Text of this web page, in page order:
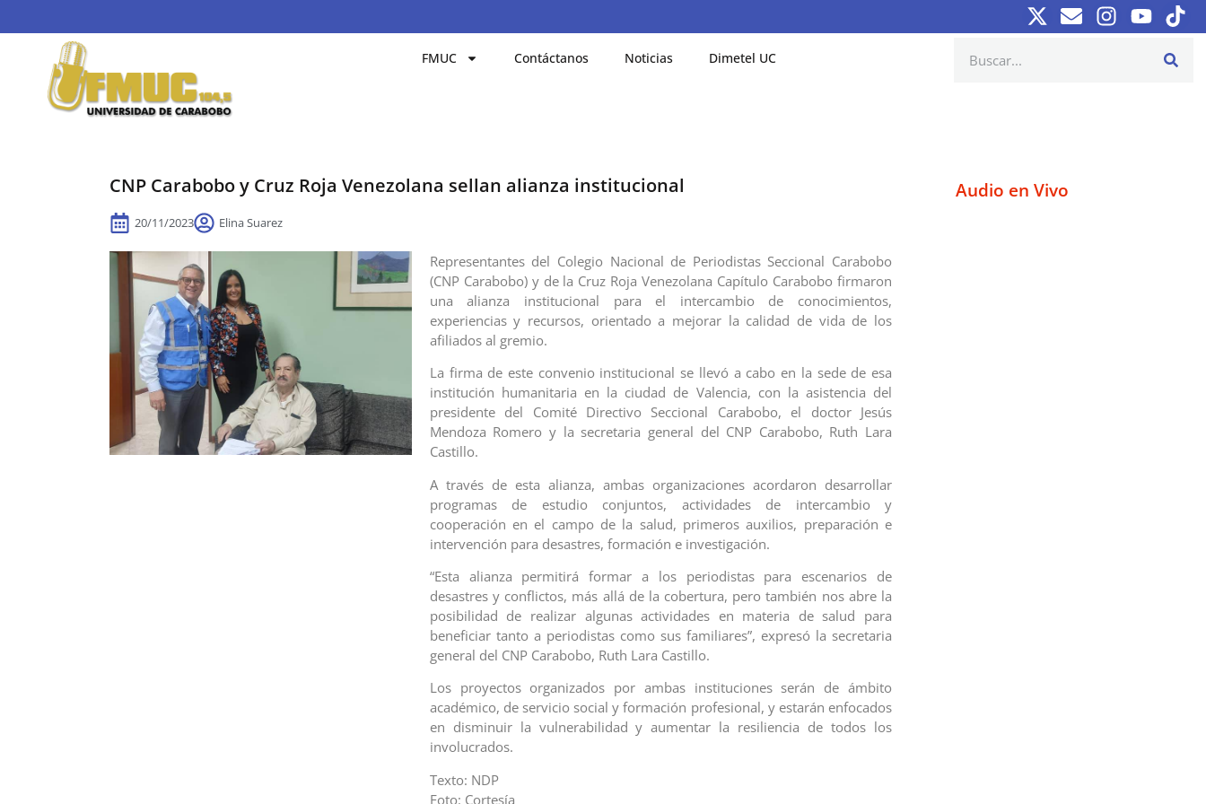
FMUC Contáctanos Noticias Dimetel UC
CNP Carabobo y Cruz Roja Venezolana sellan alianza institucional
20/11/2023 Elina Suarez
Representantes del Colegio Nacional de Periodistas Seccional Carabobo
(CNP Carabobo) y de la Cruz Roja Venezolana Capítulo Carabobo firmaron
una alianza institucional para el intercambio de conocimientos,
experiencias y recursos, orientado a mejorar la calidad de vida de los
afiliados al gremio.
La firma de este convenio institucional se llevó a cabo en la sede de esa
institución humanitaria en la ciudad de Valencia, con la asistencia del
presidente del Comité Directivo Seccional Carabobo, el doctor Jesús
Mendoza Romero y la secretaria general del CNP Carabobo, Ruth Lara
Castillo.
A través de esta alianza, ambas organizaciones acordaron desarrollar
programas de estudio conjuntos, actividades de intercambio y
cooperación en el campo de la salud, primeros auxilios, preparación e
intervención para desastres, formación e investigación.
“Esta alianza permitirá formar a los periodistas para escenarios de
desastres y conflictos, más allá de la cobertura, pero también nos abre la
posibilidad de realizar algunas actividades en materia de salud para
beneficiar tanto a periodistas como sus familiares”, expresó la secretaria
general del CNP Carabobo, Ruth Lara Castillo.
Los proyectos organizados por ambas instituciones serán de ámbito
académico, de servicio social y formación profesional, y estarán enfocados
en disminuir la vulnerabilidad y aumentar la resiliencia de todos los
involucrados.
Texto: NDP
Foto: Cortesía
Audio en Vivo